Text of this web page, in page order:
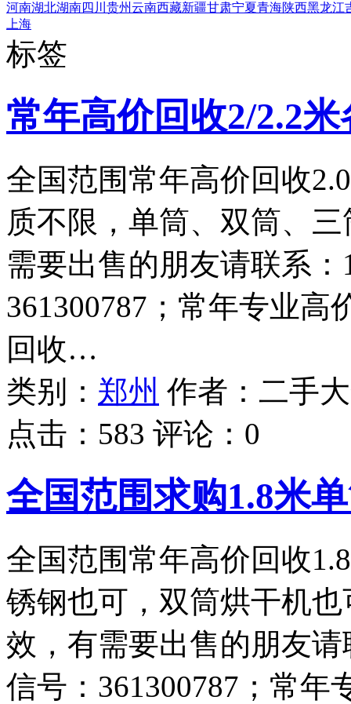
河南湖北湖南四川 贵州云南西藏新疆甘肃宁夏青海陕西黑龙江
上海
标签
常年高价回收2/2.2
全国范围常年高价回收
质不限，单筒、双筒、
需要出售的朋友请联系
361300787；常年专业
回收…
类别： 郑州 作者： 二手
点击： 583 评论： 0
全国范围求购1.8米
全国范围常年高价回收
锈钢也可，双筒烘干机
效，有需要出售的朋友请
信号：361300787；常